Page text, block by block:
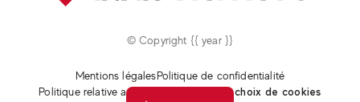
© Copyright {{ year }}
Mentions légalesPolitique de confidentialité
Politique relative aux cookies
Revoir vos choix de cookies